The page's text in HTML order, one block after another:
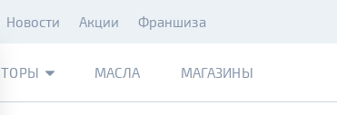
Новости Акции Франшиза
МАСЛА МАГАЗИНЫ